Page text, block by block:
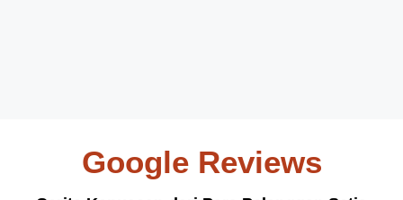
Google Reviews